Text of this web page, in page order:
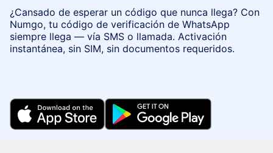
¿Cansado de esperar un código que nunca llega? Con
Numgo, tu código de verificación de WhatsApp
siempre llega — vía SMS o llamada. Activación
instantánea, sin SIM, sin documentos requeridos.